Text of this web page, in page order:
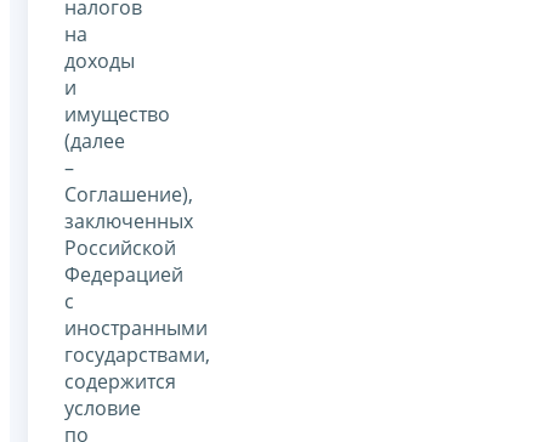
налогов
на
доходы
и
имущество
(далее
–
Соглашение),
заключенных
Российской
Федерацией
с
иностранными
государствами,
содержится
условие
по